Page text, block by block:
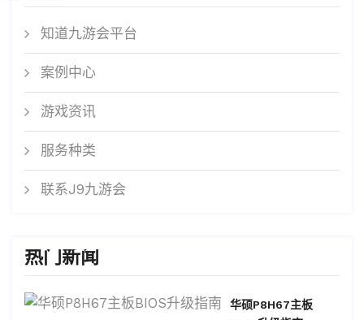
知道九游会平台
案例中心
游戏资讯
服务种类
联系J9九游会
热门新闻
华硕P8H67主板